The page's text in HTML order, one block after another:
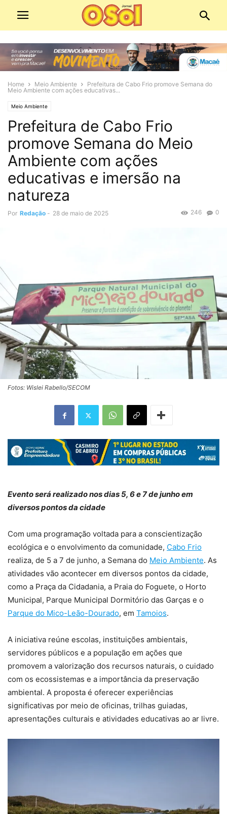
Home Meio Ambiente
Prefeitura de Cabo Frio promove Semana do
Meio Ambiente com ações educativas...
Meio Ambiente
Prefeitura de Cabo Frio
promove Semana do Meio
Ambiente com ações
educativas e imersão na
natureza
Por Redação - 28 de maio de 2025 0
246
Fotos: Wislei Rabello/SECOM
Evento será realizado nos dias 5, 6 e 7 de junho em
diversos pontos da cidade
Com uma programação voltada para a conscientização
ecológica e o envolvimento da comunidade, Cabo Frio
realiza, de 5 a 7 de junho, a Semana do Meio Ambiente. As
atividades vão acontecer em diversos pontos da cidade,
como a Praça da Cidadania, a Praia do Foguete, o Horto
Municipal, Parque Municipal Dormitório das Garças e o
Parque do Mico-Leão-Dourado, em Tamoios.
A iniciativa reúne escolas, instituições ambientais,
servidores públicos e a população em ações que
promovem a valorização dos recursos naturais, o cuidado
com os ecossistemas e a importância da preservação
ambiental. A proposta é oferecer experiências
significativas por meio de oficinas, trilhas guiadas,
apresentações culturais e atividades educativas ao ar livre.